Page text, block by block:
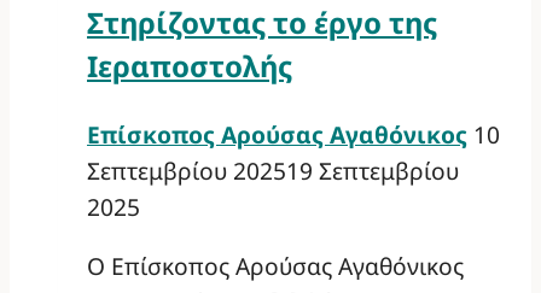
Στηρίζοντας το έργο της
Ιεραποστολής
Επίσκοπος Αρούσας Αγαθόνικος 10
Σεπτεμβρίου 202519 Σεπτεμβρίου
2025
Ο Επίσκοπος Αρούσας Αγαθόνικος